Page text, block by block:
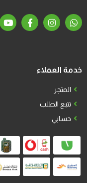
خدمة العملاء
المتجر
تتبع الطلب
حسابي